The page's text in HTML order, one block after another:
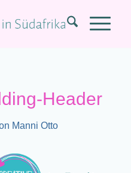
Header
Manni Otto